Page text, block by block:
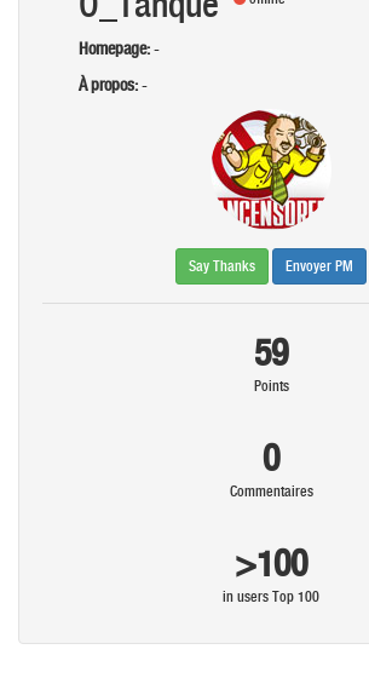
Homepage:-
À propos:-
Say Thanks Envoyer PM
59
Points
0
Commentaires
>100
in users Top 100